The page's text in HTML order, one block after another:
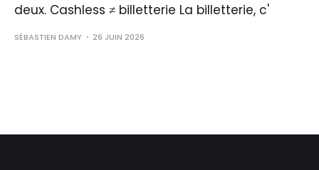
deux. Cashless ≠ billetterie La billetterie, c'
SÉBASTIEN DAMY 26 JUIN 2026